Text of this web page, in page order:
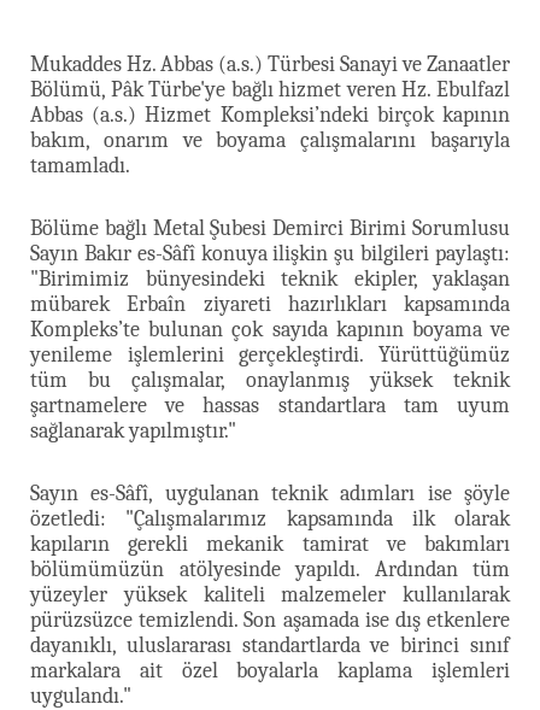
Mukaddes Hz. Abbas (a.s.) Türbesi Sanayi ve Zanaatler
Bölümü, Pâk Türbe'ye bağlı hizmet veren Hz. Ebulfazl
Abbas (a.s.) Hizmet Kompleksi’ndeki birçok kapının
bakım, onarım ve boyama çalışmalarını başarıyla
tamamladı.
Bölüme bağlı Metal Şubesi Demirci Birimi Sorumlusu
Sayın Bakır es-Sâfî konuya ilişkin şu bilgileri paylaştı:
"Birimimiz bünyesindeki teknik ekipler, yaklaşan
mübarek Erbaîn ziyareti hazırlıkları kapsamında
Kompleks’te bulunan çok sayıda kapının boyama ve
yenileme işlemlerini gerçekleştirdi. Yürüttüğümüz
tüm bu çalışmalar, onaylanmış yüksek teknik
şartnamelere ve hassas standartlara tam uyum
sağlanarak yapılmıştır."
Sayın es-Sâfî, uygulanan teknik adımları ise şöyle
özetledi: "Çalışmalarımız kapsamında ilk olarak
kapıların gerekli mekanik tamirat ve bakımları
bölümümüzün atölyesinde yapıldı. Ardından tüm
yüzeyler yüksek kaliteli malzemeler kullanılarak
pürüzsüzce temizlendi. Son aşamada ise dış etkenlere
dayanıklı, uluslararası standartlarda ve birinci sınıf
markalara ait özel boyalarla kaplama işlemleri
uygulandı."